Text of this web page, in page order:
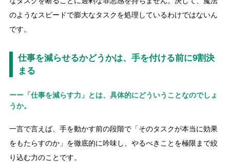
のようなスピードで膨大なタスクを処理しているわけではないん
です。
仕事を減らせるかどうかは、手を付ける前に9割決
まる
ーー「仕事を減らす力」とは、具体的にどういうことなのでしょ
うか。
一言で言えば、手を動かす前の段階で「そのタスクが本当に効果
をもたらすのか」を徹底的に吟味し、やるべきことを極限まで絞
り込む力のことです。